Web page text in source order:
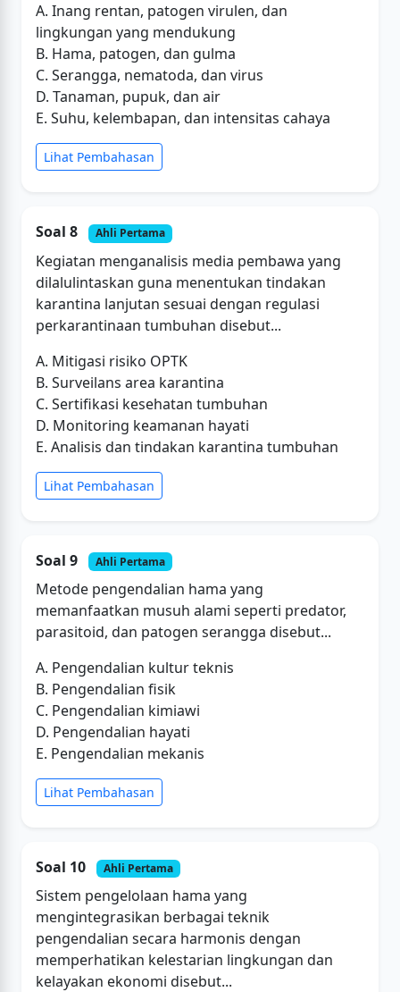
A. Inang rentan, patogen virulen, dan
lingkungan yang mendukung
B. Hama, patogen, dan gulma
C. Serangga, nematoda, dan virus
D. Tanaman, pupuk, dan air
E. Suhu, kelembapan, dan intensitas cahaya
Lihat Pembahasan
Soal 8 Ahli Pertama
Kegiatan menganalisis media pembawa yang
dilalulintaskan guna menentukan tindakan
karantina lanjutan sesuai dengan regulasi
perkarantinaan tumbuhan disebut...
A. Mitigasi risiko OPTK
B. Surveilans area karantina
C. Sertifikasi kesehatan tumbuhan
D. Monitoring keamanan hayati
E. Analisis dan tindakan karantina tumbuhan
Lihat Pembahasan
Soal 9 Ahli Pertama
Metode pengendalian hama yang
memanfaatkan musuh alami seperti predator,
parasitoid, dan patogen serangga disebut...
A. Pengendalian kultur teknis
B. Pengendalian fisik
C. Pengendalian kimiawi
D. Pengendalian hayati
E. Pengendalian mekanis
Lihat Pembahasan
Soal 10 Ahli Pertama
Sistem pengelolaan hama yang
mengintegrasikan berbagai teknik
pengendalian secara harmonis dengan
memperhatikan kelestarian lingkungan dan
kelayakan ekonomi disebut...